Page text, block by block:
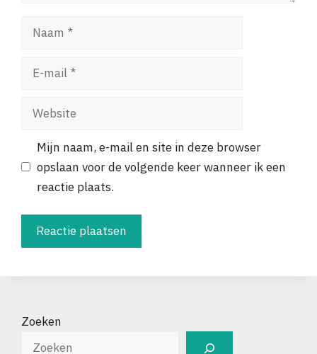
Naam
Website
Mijn naam, e-mail en site in deze browser
opslaan voor de volgende keer wanneer ik een
reactie plaats.
Zoeken